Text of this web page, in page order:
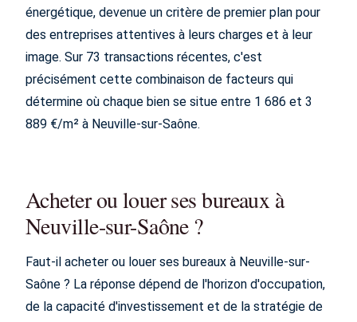
énergétique, devenue un critère de premier plan pour
des entreprises attentives à leurs charges et à leur
image. Sur 73 transactions récentes, c'est
précisément cette combinaison de facteurs qui
détermine où chaque bien se situe entre 1 686 et 3
889 €/m² à Neuville-sur-Saône.
Acheter ou louer ses bureaux à
Neuville-sur-Saône ?
Faut-il acheter ou louer ses bureaux à Neuville-sur-
Saône ? La réponse dépend de l'horizon d'occupation,
de la capacité d'investissement et de la stratégie de